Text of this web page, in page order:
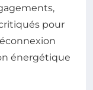
pour
énergétique